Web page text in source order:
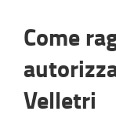
Come
Velletri